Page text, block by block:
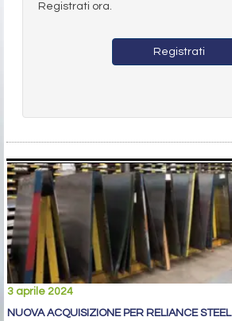
Registrati ora.
Registrati
3 aprile 2024
NUOVA ACQUISIZIONE PER RELIANCE STEEL